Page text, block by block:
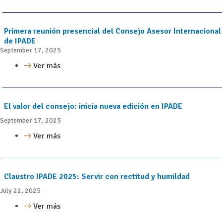
Primera reunión presencial del Consejo Asesor Internacional
de IPADE
September 17, 2025
Ver más
El valor del consejo: inicia nueva edición en IPADE
September 17, 2025
Ver más
Claustro IPADE 2025: Servir con rectitud y humildad
July 22, 2025
Ver más